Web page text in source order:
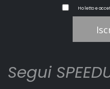
Ho letto e
Segui